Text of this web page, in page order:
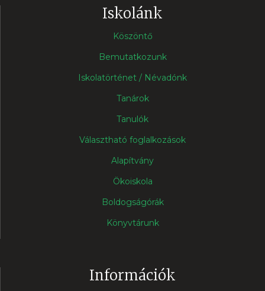
Iskolánk
Köszöntő
Bemutatkozunk
Iskolatörténet / Névadónk
Tanárok
Tanulók
Választható foglalkozások
Alapítvány
Ökoiskola
Boldogságórák
Könyvtárunk
Információk